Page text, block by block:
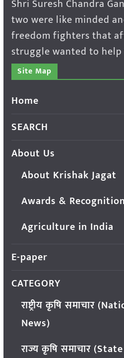
Shri Suresh Chandra
two were like minded
freedom fighters that
struggle wanted to
Site Map
Home
SEARCH
About Us
About Krishak Jagat
Awards & Recognition
Agriculture in India
E-paper
CATEGORY
राष्ट्रीय कृषि समाचार
News)
राज्य कृषि समाचार